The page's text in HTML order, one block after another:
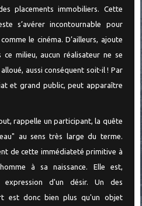
placements immobiliers. Cette
s’avérer incontournable pour
le cinéma. D’ailleurs, ajoute
milieu, aucun réalisateur ne se
aussi conséquent soit-il ! Par
et grand public, peut apparaître
rappelle un participant, la quête
au sens très large du terme.
de cette immédiateté primitive à
à sa naissance. Elle est,
d'un désir. Un des
est donc bien plus qu'un objet